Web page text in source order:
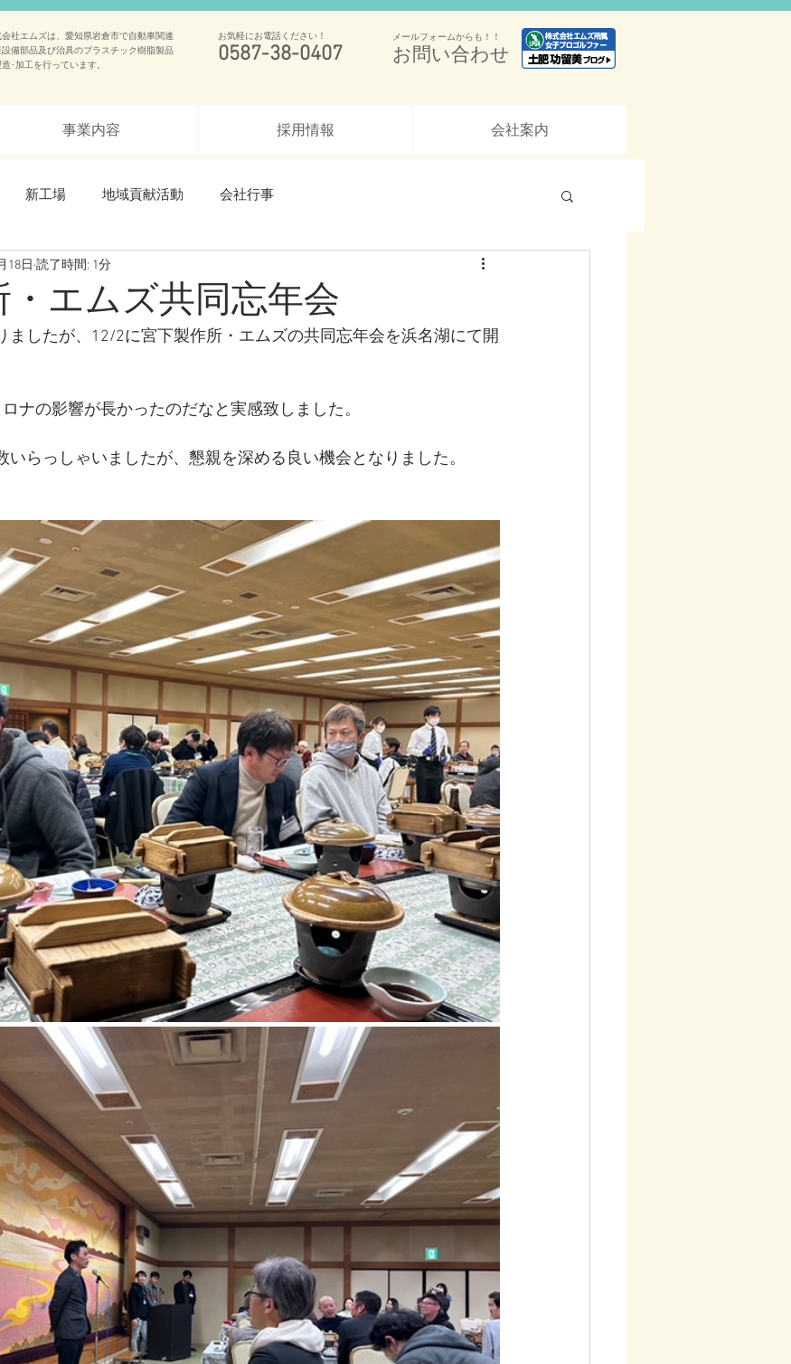
会社エムズは、愛知県岩倉市で自動車関連
設備部品及び治具のプラスチック樹脂製品
･加工を行っています。
0587-38-0407
お気軽にお電話ください！
お問い合わせ
メールフォームからも！！
事業内容 採用情報 会社案内
新工場 地域貢献活動 会社行事
・エムズ共同忘年会
18日 読了時間: 1分
ましたが、12/2に宮下製作所・エムズの共同忘年会を浜名湖にて開
ナの影響が長かったのだなと実感致しました。
らっしゃいましたが、懇親を深める良い機会となりました。